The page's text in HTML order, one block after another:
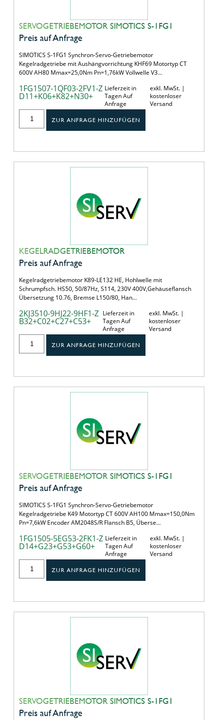
SERVOGETRIEBEMOTOR SIMOTICS S-1FG1
Preis auf Anfrage
SIMOTICS S-1FG1 Synchron-Servo-Getriebemotor
Kegelradgetriebe mit Aushängvorrichtung KHF69 Motortyp CT
600V AH80 Mmax=25,0Nm Pn=1,76kW Vollwelle V3…
1FG1507-1QF03-2FV1-Z
D11+K06+K82+N30+
Lieferzeit in
Tagen Auf
Anfrage
exkl. MwSt. |
kostenloser
Versand
ZUR ANFRAGE HINZUFÜGEN
KEGELRADGETRIEBEMOTOR
Preis auf Anfrage
Kegelradgetriebemotor K89-LE132 HE, Hohlwelle mit
Schrumpfsch. HS50, 50/87Hz, S114, 230V 400V,Gehäuseflansch
Übersetzung 10.76, Bremse L150/80, Han…
2KJ3510-9HJ22-9HF1-Z
B32+C02+C27+C53+
Lieferzeit in
Tagen Auf
Anfrage
exkl. MwSt. |
kostenloser
Versand
ZUR ANFRAGE HINZUFÜGEN
SERVOGETRIEBEMOTOR SIMOTICS S-1FG1
Preis auf Anfrage
SIMOTICS S-1FG1 Synchron-Servo-Getriebemotor
Kegelradgetriebe K49 Motortyp CT 600V AH100 Mmax=150,0Nm
Pn=7,6kW Encoder AM2048S/R Flansch B5, Überse…
1FG1505-5EG53-2FK1-Z
D14+G23+G53+G60+
Lieferzeit in
Tagen Auf
Anfrage
exkl. MwSt. |
kostenloser
Versand
ZUR ANFRAGE HINZUFÜGEN
SERVOGETRIEBEMOTOR SIMOTICS S-1FG1
Preis auf Anfrage